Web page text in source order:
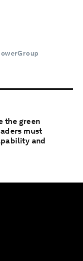
the green
must
and